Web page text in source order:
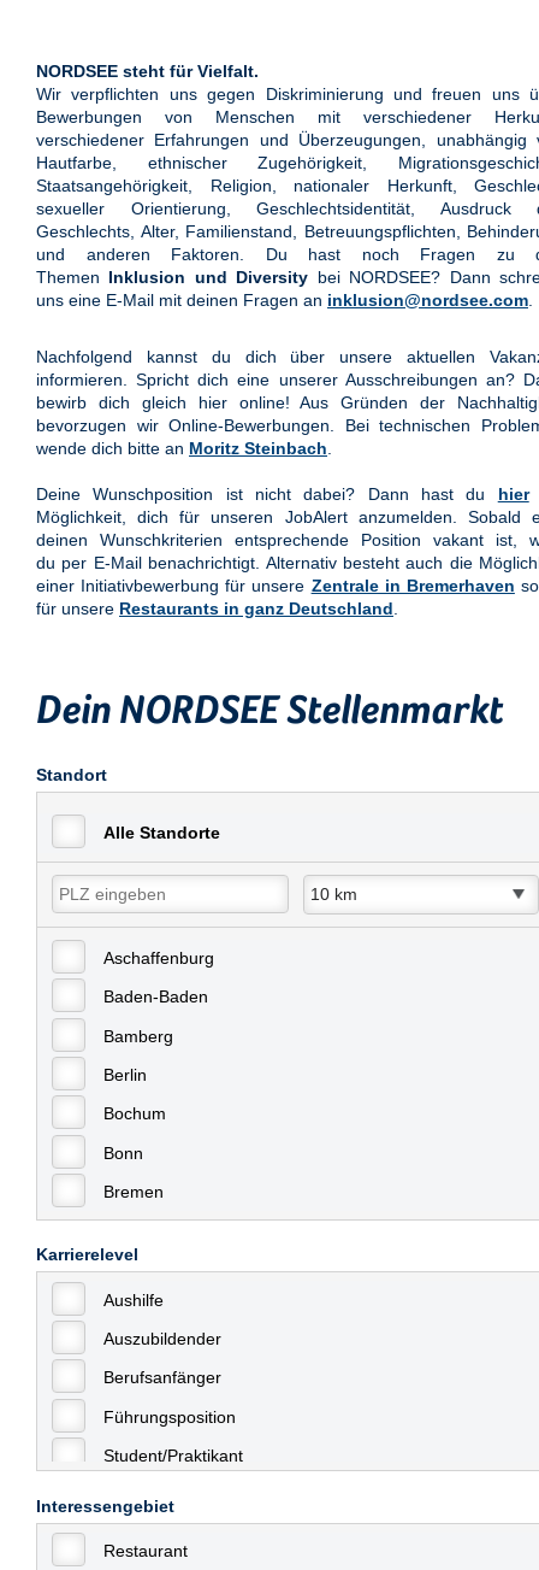
NORDSEE steht für Vielfalt.
Wir verpflichten uns gegen Diskriminierung und freuen uns
Bewerbungen von Menschen mit verschiedener
verschiedener Erfahrungen und Überzeugungen, unabhängig
Hautfarbe, ethnischer Zugehörigkeit,
Staatsangehörigkeit, Religion, nationaler Herkunft,
sexueller Orientierung, Geschlechtsidentität, Ausdruck
Geschlechts, Alter, Familienstand, Betreuungspflichten,
und anderen Faktoren. Du hast noch Fragen zu
Themen Inklusion und Diversity bei NORDSEE? Dann
uns eine E-Mail mit deinen Fragen an inklusion@nordsee.com
Nachfolgend kannst du dich über unsere aktuellen
informieren. Spricht dich eine unserer Ausschreibungen an?
bewirb dich gleich hier online! Aus Gründen der
bevorzugen wir Online-Bewerbungen. Bei technischen
wende dich bitte an Moritz Steinbach
Deine Wunschposition ist nicht dabei? Dann hast du hier
Möglichkeit, dich für unseren JobAlert anzumelden. Sobald
deinen Wunschkriterien entsprechende Position vakant ist,
du per E-Mail benachrichtigt. Alternativ besteht auch die
einer Initiativbewerbung für unsere Zentrale in Bremerhaven
für unsere Restaurants in ganz Deutschland
Dein NORDSEE Stellenmarkt
Standort
Alle Standorte
Aschaffenburg
Baden-Baden
Bamberg
Berlin
Bochum
Bonn
Bremen
Celle
Chemnitz
Dessau
Dresden
Düsseldorf
Erfurt
Essen
Frankfurt
Karrierelevel
Aushilfe
Auszubildender
Berufsanfänger
Führungsposition
Student/Praktikant
Interessengebiet
Restaurant